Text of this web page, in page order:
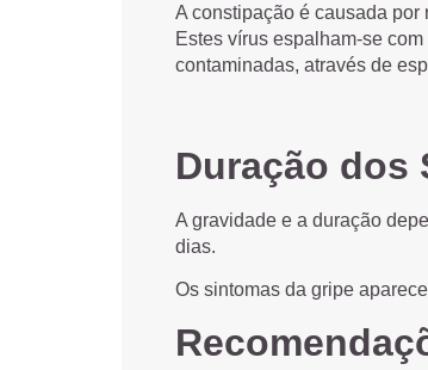
A constipação é causada
Estes vírus espalham-se
contaminadas, através de
Duração dos
A gravidade e a duração
dias.
Os sintomas da gripe